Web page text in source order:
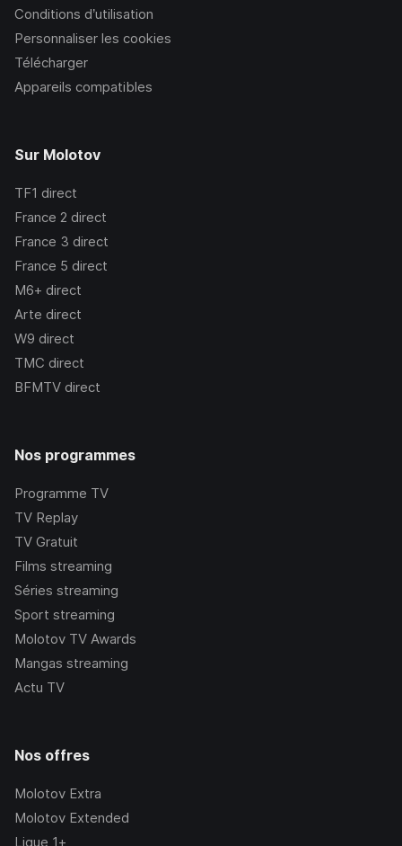
Conditions d’utilisation
Personnaliser les cookies
Télécharger
Appareils compatibles
Sur Molotov
TF1 direct
France 2 direct
France 3 direct
France 5 direct
M6+ direct
Arte direct
W9 direct
TMC direct
BFMTV direct
Nos programmes
Programme TV
TV Replay
TV Gratuit
Films streaming
Séries streaming
Sport streaming
Molotov TV Awards
Mangas streaming
Actu TV
Nos offres
Molotov Extra
Molotov Extended
Ligue 1+